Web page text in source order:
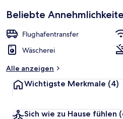
Beliebte
Flughafentransfer
Wäscherei
Alle anzeigen
Wichtigste Merkmale (4)
Sich wie zu Hause fühlen